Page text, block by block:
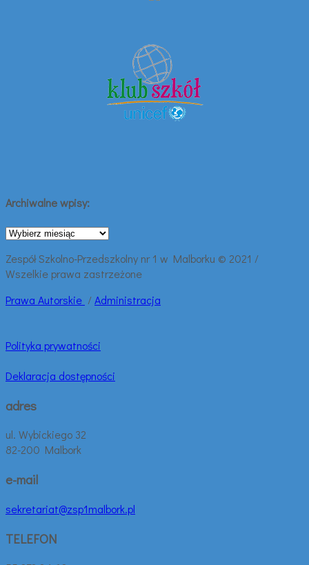
Archiwalne wpisy:
Archiwalne
Zespół Szkolno-Przedszkolny nr 1 w Malborku © 2021 /
Wszelkie prawa zastrzeżone
Prawa Autorskie /Administracja
Polityka prywatności
Deklaracja dostępności
adres
ul. Wybickiego 32
82-200 Malbork
e-mail
sekretariat@zsp1malbork.pl
TELEFON